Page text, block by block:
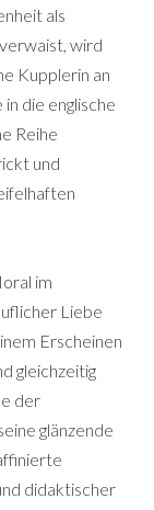
als
wird
Kupplerin an
die englische
Reihe
und
im
Liebe
Erscheinen
gleichzeitig
der
glänzende
didaktischer